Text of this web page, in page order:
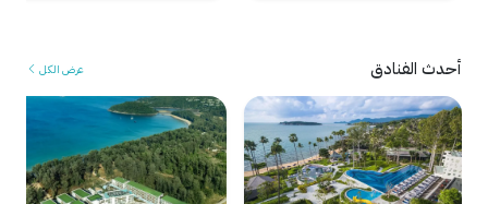
أحدث الفنادق عرض الكل